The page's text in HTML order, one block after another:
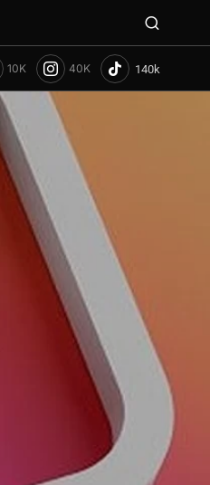
10K 40K